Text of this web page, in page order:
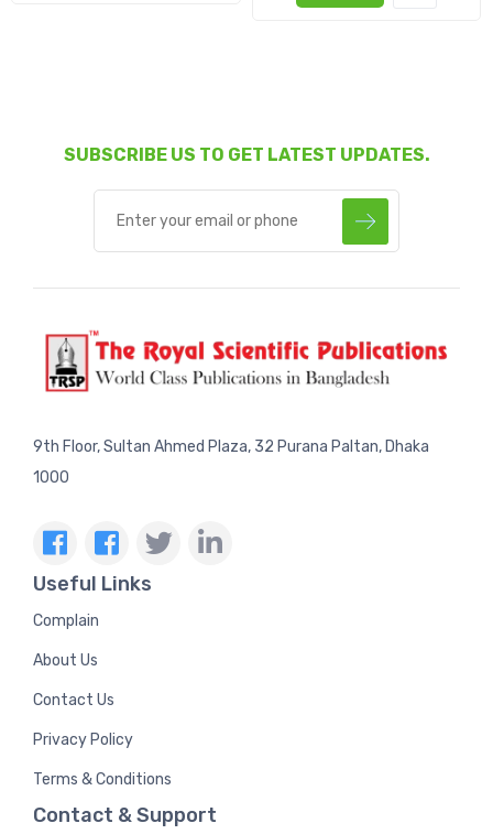
SUBSCRIBE US TO GET LATEST UPDATES.
9th Floor, Sultan Ahmed Plaza, 32 Purana Paltan, Dhaka
1000
Useful Links
Complain
About Us
Contact Us
Privacy Policy
Terms & Conditions
Contact & Support